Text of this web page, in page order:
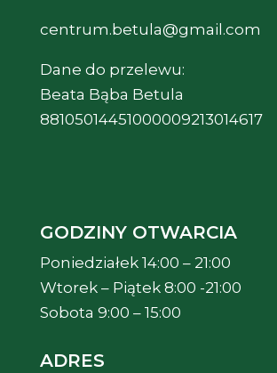
centrum.betula@gmail.com
Dane do przelewu:
Beata Bąba Betula
88105014451000009213014617
GODZINY OTWARCIA
Poniedziałek 14:00 – 21:00
Wtorek – Piątek 8:00 -21:00
Sobota 9:00 – 15:00
ADRES